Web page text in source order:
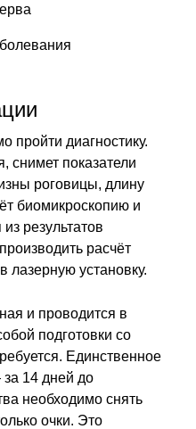
пройти диагностику.
снимет показатели
роговицы, длину
биомикроскопию и
результатов
расчёт
лазерную установку.
и проводится в
подготовки со
Единственное
14 дней до
необходимо снять
очки. Это